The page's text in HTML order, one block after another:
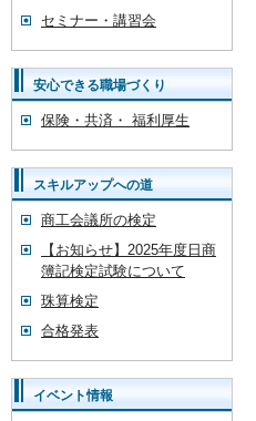
セミナー・講習会
安心できる職場づくり
保険・共済・ 福利厚生
スキルアップへの道
商工会議所の検定
【お知らせ】2025年度日商
簿記検定試験について
珠算検定
合格発表
イベント情報